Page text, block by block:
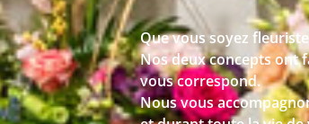
Que vous soyez
Nos deux concepts ont
vous correspond.
Nous vous